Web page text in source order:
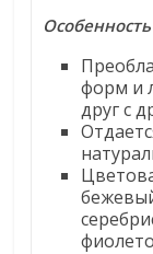
форм и
друг с